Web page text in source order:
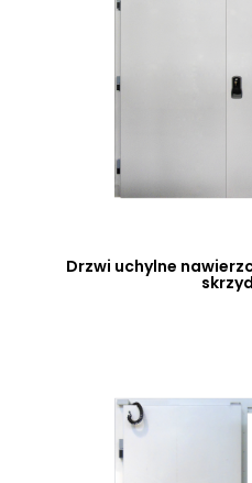
Drzwi uchylne